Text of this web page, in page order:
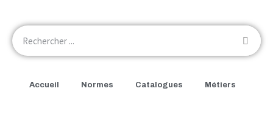
Accueil Normes Catalogues Métiers